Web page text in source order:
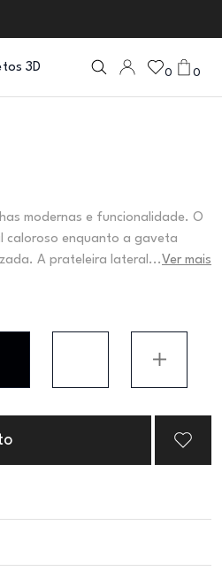
3D 0 0
modernas e funcionalidade. O
caloroso enquanto a gaveta
A prateleira lateral...Ver mais